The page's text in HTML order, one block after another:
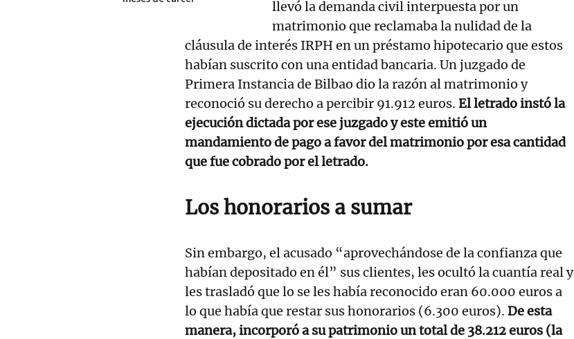
llevó la demanda civil interpuesta por un
matrimonio que reclamaba la nulidad de la
cláusula de interés IRPH en un préstamo hipotecario que estos
habían suscrito con una entidad bancaria. Un juzgado de
Primera Instancia de Bilbao dio la razón al matrimonio y
reconoció su derecho a percibir 91.912 euros. El letrado instó la
ejecución dictada por ese juzgado y este emitió un
mandamiento de pago a favor del matrimonio por esa cantidad
que fue cobrado por el letrado.
Los honorarios a sumar
Sin embargo, el acusado “aprovechándose de la confianza que
habían depositado en él” sus clientes, les ocultó la cuantía real y
les trasladó que lo se les había reconocido eran 60.000 euros a
lo que había que restar sus honorarios (6.300 euros). De esta
manera, incorporó a su patrimonio un total de 38.212 euros (la